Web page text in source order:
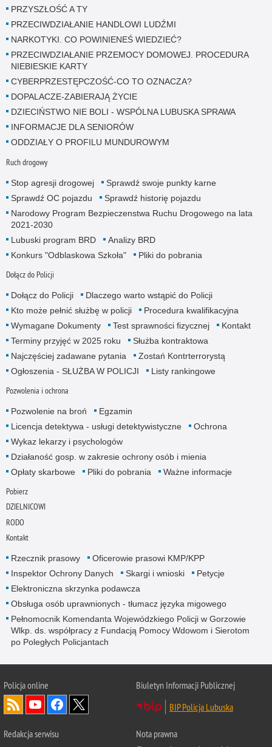
PRZYSZŁOŚĆ A TY
PRZECIWDZIAŁANIE HANDLOWI LUDŹMI
NARKOTYKI. CO POWINIENEŚ WIEDZIEĆ?
PRZECIWDZIAŁANIE PRZEMOCY DOMOWEJ. PROCEDURA
NIEBIESKIE KARTY
CYBERPRZESTĘPCZOŚĆ-CO TO OZNACZA?
DOPALACZE-ZABIERAJĄ ŻYCIE
DZIECIŃSTWO NIE BOLI - WSPÓLNA LUBUSKA SPRAWA
INFORMACJE DLA SENIORÓW
ODDZIAŁY O PROFILU MUNDUROWYM
Ruch drogowy
Stop agresji drogowej
Sprawdź swoje punkty karne
Sprawdź OC pojazdu
Sprawdź historię pojazdu
Narodowy Program Bezpieczenstwa Ruchu Drogowego na lata
2021-2030
Lubuski program BRD
Analizy BRD
Konkurs "Odblaskowa Szkoła"
Pliki do pobrania
Dołącz do Policji
Dołącz do Policji
Dlaczego warto wstąpić do Policji
Kto może pełnić służbę w policji
Procedura kwalifikacyjna
Wymagane Dokumenty
Test sprawności fizycznej
Kontakt
Terminy przyjęć w 2025 roku
Służba kontraktowa
Najczęściej zadawane pytania
Zostań Kontrterrorystą
Ogłoszenia - SŁUŻBA W POLICJI
Listy rankingowe
Pozwolenia i ochrona
Pozwolenie na broń
Egzamin
Licencja detektywa - usługi detektywistyczne
Ochrona
Wykaz lekarzy i psychologów
Działaność gosp. w zakresie ochrony osób i mienia
Opłaty skarbowe
Pliki do pobrania Ważne informacje
Pobierz
DZIELNICOWI
RODO
Kontakt
Rzecznik prasowy
Oficerowie prasowi KMP/KPP
Inspektor Ochrony Danych
Skargi i wnioski
Petycje
Elektroniczna skrzynka podawcza
Obsługa osób uprawnionych - tłumacz języka migowego
Pełnomocnik Komendanta Wojewódzkiego Policji w Gorzowie
Wlkp. ds. współpracy z Fundacją Pomocy Wdowom i Sierotom
po Poległych Policjantach
Policja online
Biuletyn Informacji Publicznej
BIP Policja Lubuska
Redakcja serwisu
Nota prawna